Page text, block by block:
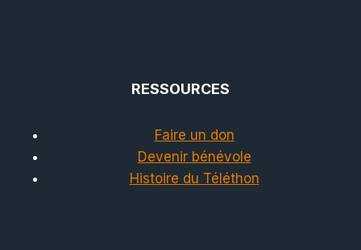
RESSOURCES
Faire un don
Devenir bénévole
Histoire du Téléthon